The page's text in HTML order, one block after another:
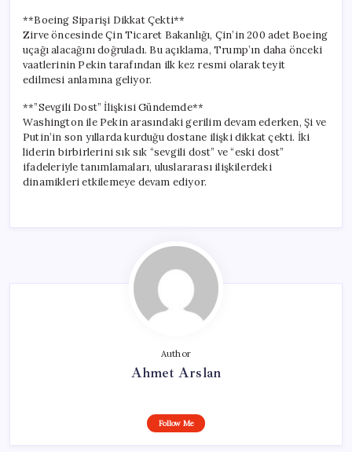
**Boeing Siparişi Dikkat Çekti**
Zirve öncesinde Çin Ticaret Bakanlığı, Çin’in 200 adet Boeing
uçağı alacağını doğruladı. Bu açıklama, Trump’ın daha önceki
vaatlerinin Pekin tarafından ilk kez resmi olarak teyit
edilmesi anlamına geliyor.
**”Sevgili Dost” İlişkisi Gündemde**
Washington ile Pekin arasındaki gerilim devam ederken, Şi ve
Putin’in son yıllarda kurduğu dostane ilişki dikkat çekti. İki
liderin birbirlerini sık sık “sevgili dost” ve “eski dost”
ifadeleriyle tanımlamaları, uluslararası ilişkilerdeki
dinamikleri etkilemeye devam ediyor.
Author
Ahmet Arslan
Follow Me